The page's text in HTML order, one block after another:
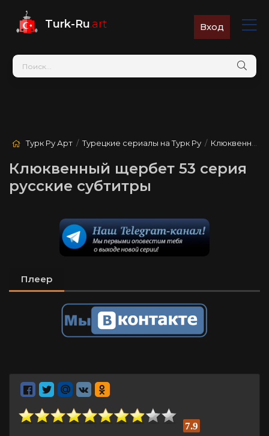
Turk-Ru.art Вход
Турк Ру Арт /Турецкие сериалы на Турк Ру / Клюквенный щербет
Клюквенный щербет 53 серия
русские субтитры
Плеер
7.9